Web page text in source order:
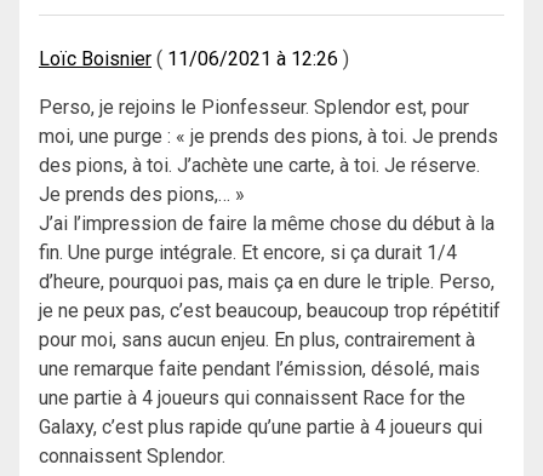
Loïc Boisnier 11/06/2021 à 12:26
Perso, je rejoins le Pionfesseur. Splendor est, pour
moi, une purge : « je prends des pions, à toi. Je prends
des pions, à toi. J’achète une carte, à toi. Je réserve.
Je prends des pions,… »
J’ai l’impression de faire la même chose du début à la
fin. Une purge intégrale. Et encore, si ça durait 1/4
d’heure, pourquoi pas, mais ça en dure le triple. Perso,
je ne peux pas, c’est beaucoup, beaucoup trop répétitif
pour moi, sans aucun enjeu. En plus, contrairement à
une remarque faite pendant l’émission, désolé, mais
une partie à 4 joueurs qui connaissent Race for the
Galaxy, c’est plus rapide qu’une partie à 4 joueurs qui
connaissent Splendor.